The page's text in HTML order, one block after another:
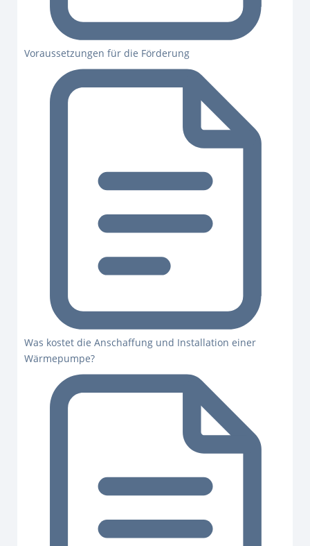
Voraussetzungen für die Förderung
Was kostet die Anschaffung und Installation einer
Wärmepumpe?